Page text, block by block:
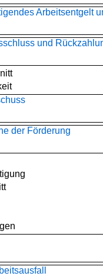
Arbeitsentgelt
und
der Förderung